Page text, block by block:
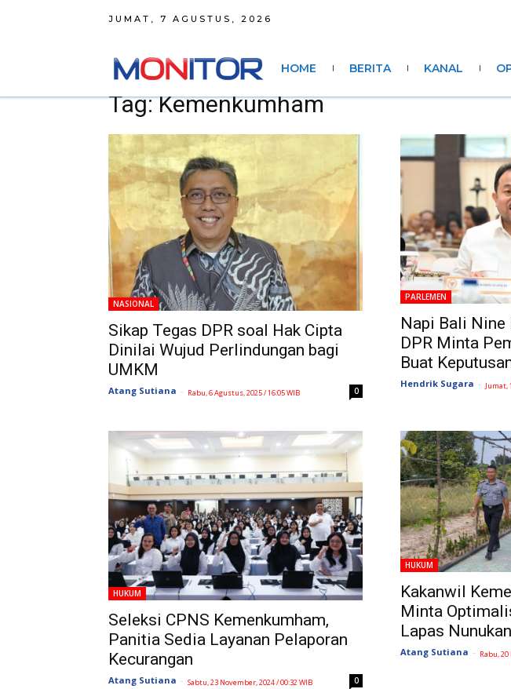
JUMAT, 7 AGUSTUS, 2026
HOME BERITA KANAL
Tag: Kemenkumham
NASIONAL
Sikap Tegas DPR soal Hak Cipta
Dinilai Wujud Perlindungan bagi
UMKM
Atang Sutiana - Rabu, 6 Agustus, 2025 / 16:05 WIB 0
PARLEMEN
Napi Bali Nine
DPR Minta
Buat
Hendrik Sugara - Jumat,
HUKUM
Seleksi CPNS Kemenkumham,
Panitia Sedia Layanan Pelaporan
Kecurangan
Atang Sutiana - Sabtu, 23 November, 2024 / 00:32 WIB 0
HUKUM
Kakanwil
Minta
Lapas Nunukan
Atang Sutiana - Rabu,